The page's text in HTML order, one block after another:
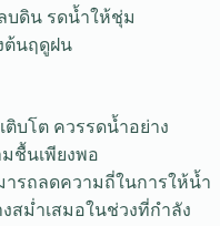
บดิน รดน้ำให้ชุ่ม
ต้นฤดูฝน
ติบโต ควรรดน้ำอย่าง
ชื้นเพียงพอ
ารถลดความถี่ในการให้น้ำ
สม่ำเสมอในช่วงที่กำลัง